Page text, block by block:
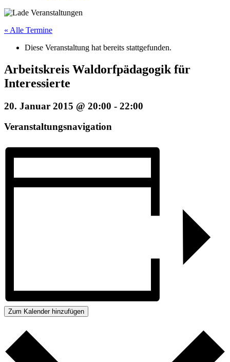
« Alle Termine
Diese Veranstaltung hat bereits stattgefunden.
Arbeitskreis Waldorfpädagogik für
Interessierte
20. Januar 2015 @ 20:00 - 22:00
Veranstaltungsnavigation
Zum Kalender hinzufügen